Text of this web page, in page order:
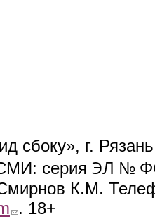
сбоку», г.
серия ЭЛ №
К.М.
(link sends e-mail)
. 18+